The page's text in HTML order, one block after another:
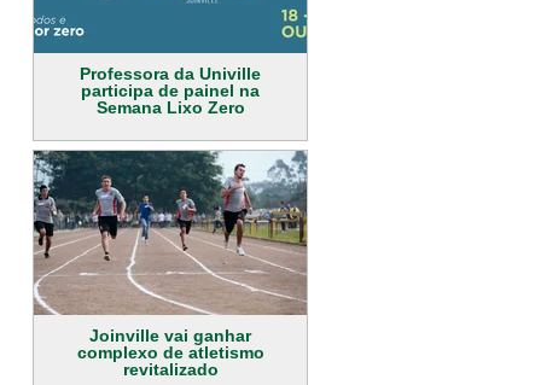
Professora da Univille
participa de painel na
Semana Lixo Zero
Joinville vai ganhar
complexo de atletismo
revitalizado